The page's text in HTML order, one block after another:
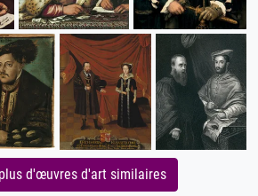
d'œuvres d'art similaires